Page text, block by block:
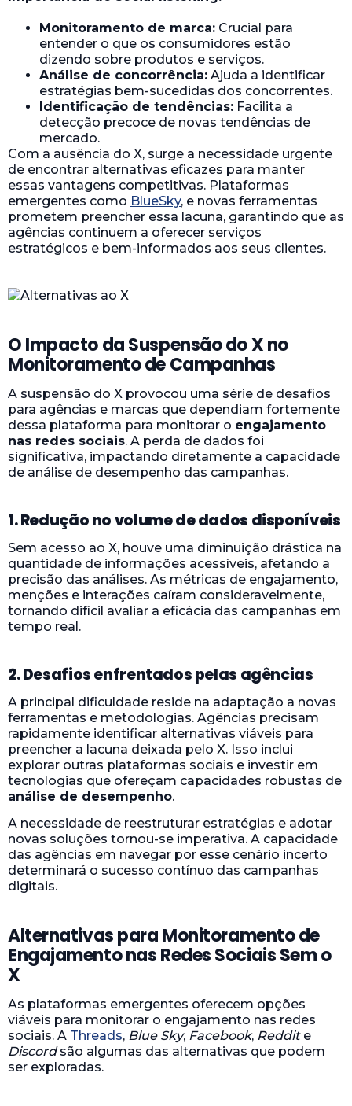
Monitoramento de marca: Crucial para
entender o que os consumidores estão
dizendo sobre produtos e serviços.
Análise de concorrência: Ajuda a identificar
estratégias bem-sucedidas dos concorrentes.
Identificação de tendências: Facilita a
detecção precoce de novas tendências de
mercado.
Com a ausência do X, surge a necessidade urgente
de encontrar alternativas eficazes para manter
essas vantagens competitivas. Plataformas
emergentes como BlueSky, e novas ferramentas
prometem preencher essa lacuna, garantindo que as
agências continuem a oferecer serviços
estratégicos e bem-informados aos seus clientes.
O Impacto da Suspensão do X no
Monitoramento de Campanhas
A suspensão do X provocou uma série de desafios
para agências e marcas que dependiam fortemente
dessa plataforma para monitorar o engajamento
nas redes sociais. A perda de dados foi
significativa, impactando diretamente a capacidade
de análise de desempenho das campanhas.
1. Redução no volume de dados disponíveis
Sem acesso ao X, houve uma diminuição drástica na
quantidade de informações acessíveis, afetando a
precisão das análises. As métricas de engajamento,
menções e interações caíram consideravelmente,
tornando difícil avaliar a eficácia das campanhas em
tempo real.
2. Desafios enfrentados pelas agências
A principal dificuldade reside na adaptação a novas
ferramentas e metodologias. Agências precisam
rapidamente identificar alternativas viáveis para
preencher a lacuna deixada pelo X. Isso inclui
explorar outras plataformas sociais e investir em
tecnologias que ofereçam capacidades robustas de
análise de desempenho.
A necessidade de reestruturar estratégias e adotar
novas soluções tornou-se imperativa. A capacidade
das agências em navegar por esse cenário incerto
determinará o sucesso contínuo das campanhas
digitais.
Alternativas para Monitoramento de
Engajamento nas Redes Sociais Sem o
X
As plataformas emergentes oferecem opções
viáveis para monitorar o engajamento nas redes
sociais. A Threads, Blue Sky, Facebook, Reddite
Discordsão algumas das alternativas que podem
ser exploradas.